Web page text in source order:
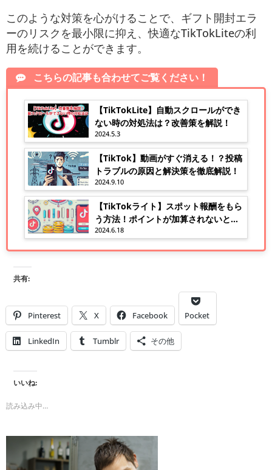
このような対策を心がけることで、ギフト開封エラ
ーのリスクを最小限に抑え、快適なTikTokLiteの利
用を続けることができます。
こちらの記事も合わせてご覧ください！
【TikTokLite】自動スクロールができ
ない時の対処法は？改善策を解説！
2024.5.3
【TikTok】動画がすぐ消える！？投稿
トラブルの原因と解決策を徹底解説！
2024.9.10
【TikTokライト】スポット報酬をもら
う方法！ポイントが加算されないとお
悩みの方へ
2024.6.18
共有:
Pinterest X Facebook Pocket
LinkedIn Tumblr その他
いいね:
読み込み中…